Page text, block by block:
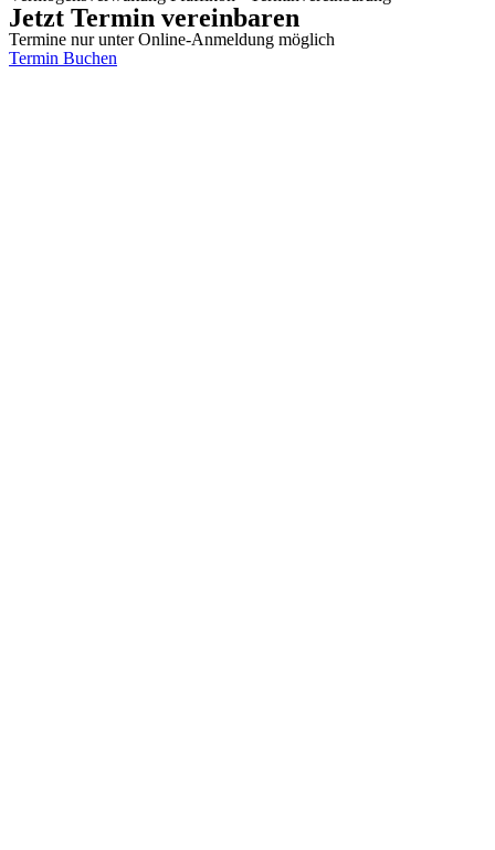
Jetzt Termin vereinbaren
Termine nur unter Online-Anmeldung möglich
Termin Buchen